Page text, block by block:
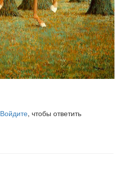
Войдите, чтобы ответить